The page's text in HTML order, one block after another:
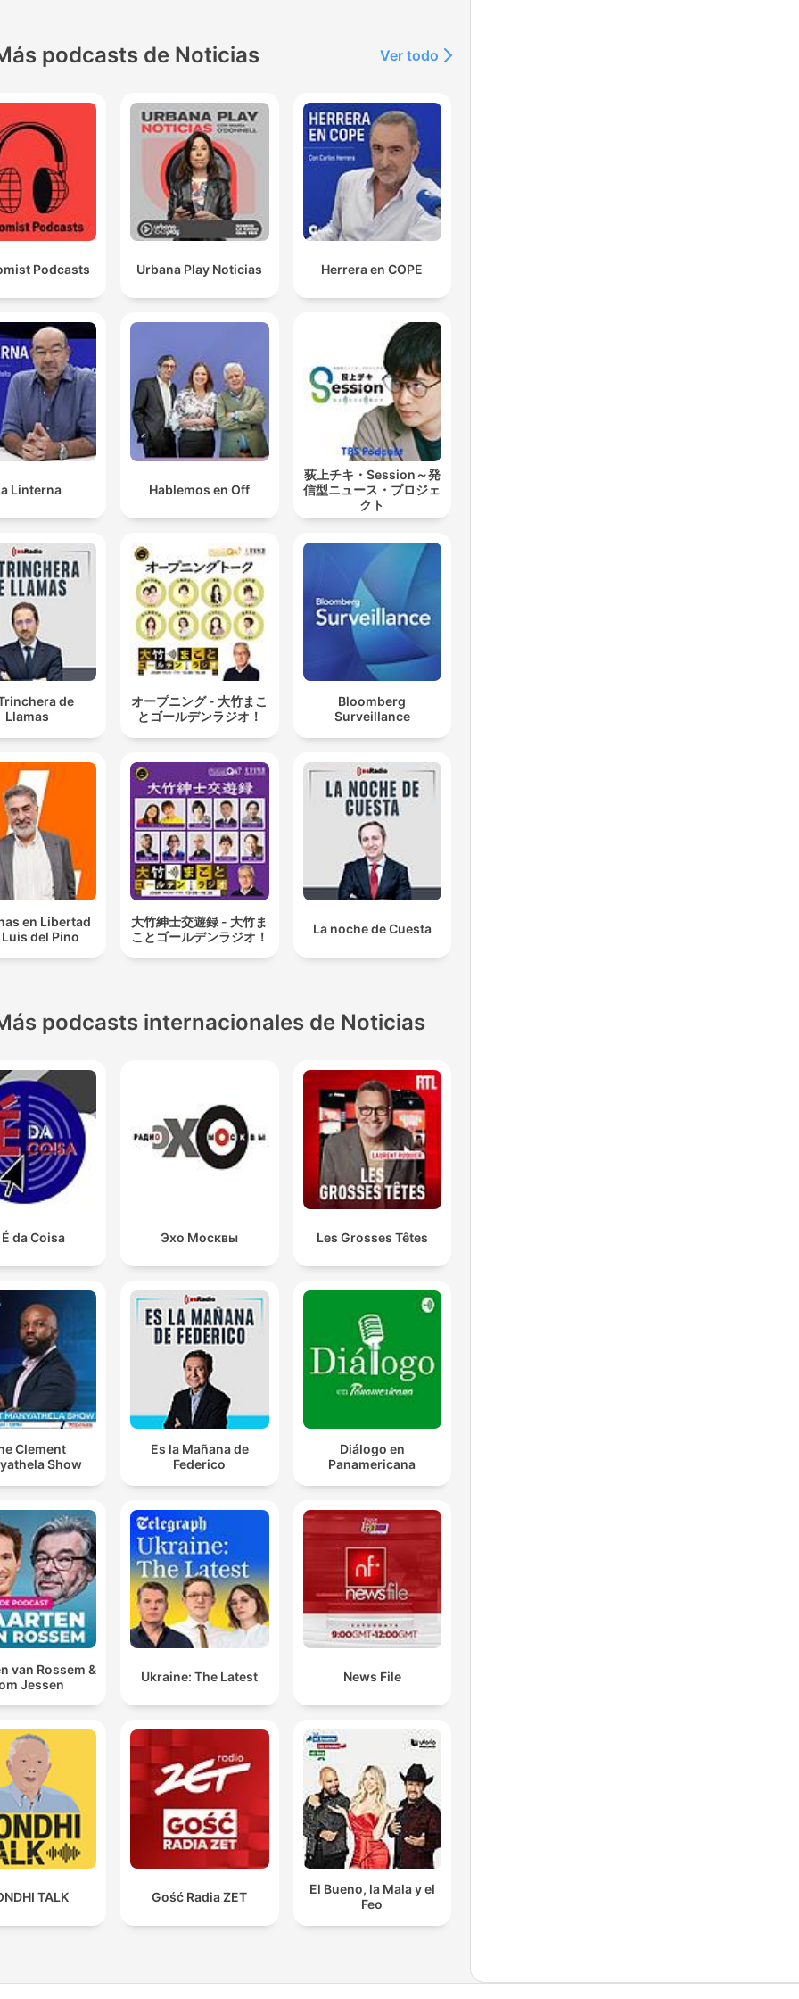
podcasts de Noticias Ver todo
Podcasts Urbana Play Noticias Herrera en COPE
Linterna Hablemos en Off
荻上チキ・Session～発
信型ニュース・プロジェ
クト
de
Llamas
オープニング - 大竹まこ
とゴールデンラジオ！
Bloomberg
Surveillance
en Libertad
del Pino
大竹紳士交遊録 - 大竹ま
ことゴールデンラジオ！
La noche de Cuesta
podcasts internacionales de Noticias
É da Coisa Эхо Москвы Les Grosses Têtes
Clement
Show
Es la Mañana de
Federico
Diálogo en
Panamericana
van Rossem &
Jessen
Ukraine: The Latest News File
TALK Gość Radia ZET
El Bueno, la Mala y el
Feo